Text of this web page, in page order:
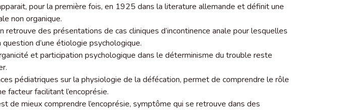
pour la première fois, en 1925 dans la literature allemande et définit une
non organique.
retrouve des présentations de cas cliniques d’incontinence anale pour lesquelles
d’une étiologie psychologique.
et participation psychologique dans le déterminisme du trouble reste
pédiatriques sur la physiologie de la défécation, permet de comprendre le rôle
facteur facilitant l’encoprésie.
de mieux comprendre l’encoprésie, symptôme qui se retrouve dans des